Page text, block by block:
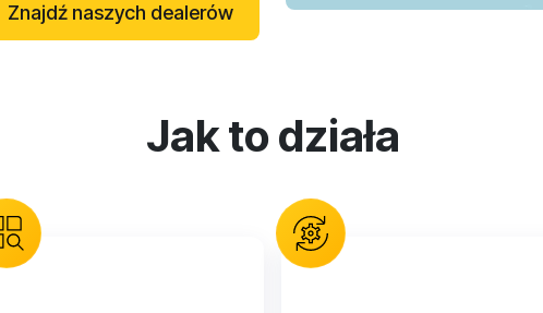
Znajdź naszych dealerów
Jak to działa